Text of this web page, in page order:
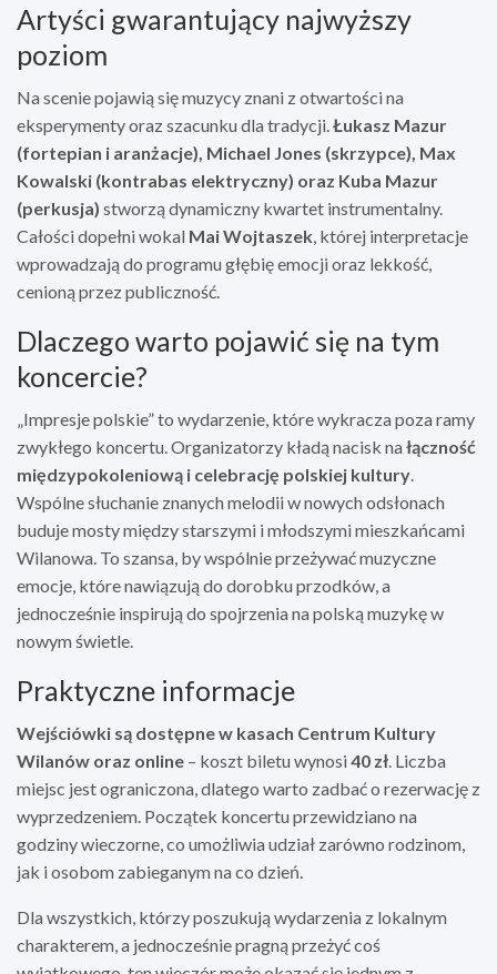
Artyści gwarantujący najwyższy
poziom
Na scenie pojawią się muzycy znani z otwartości na
eksperymenty oraz szacunku dla tradycji.Łukasz Mazur
(fortepian i aranżacje), Michael Jones (skrzypce), Max
Kowalski (kontrabas elektryczny) oraz Kuba Mazur
(perkusja) stworzą dynamiczny kwartet instrumentalny.
Całości dopełni wokal Mai Wojtaszek, której interpretacje
wprowadzają do programu głębię emocji oraz lekkość,
cenioną przez publiczność.
Dlaczego warto pojawić się na tym
koncercie?
„Impresje polskie” to wydarzenie, które wykracza poza ramy
zwykłego koncertu. Organizatorzy kładą nacisk nałączność
międzypokoleniową i celebrację polskiej kultury.
Wspólne słuchanie znanych melodii w nowych odsłonach
buduje mosty między starszymi i młodszymi mieszkańcami
Wilanowa. To szansa, by wspólnie przeżywać muzyczne
emocje, które nawiązują do dorobku przodków, a
jednocześnie inspirują do spojrzenia na polską muzykę w
nowym świetle.
Praktyczne informacje
Wejściówki są dostępne w kasach Centrum Kultury
Wilanów oraz online – koszt biletu wynosi40 zł. Liczba
miejsc jest ograniczona, dlatego warto zadbać o rezerwację z
wyprzedzeniem. Początek koncertu przewidziano na
godziny wieczorne, co umożliwia udział zarówno rodzinom,
jak i osobom zabieganym na co dzień.
Dla wszystkich, którzy poszukują wydarzenia z lokalnym
charakterem, a jednocześnie pragną przeżyć coś